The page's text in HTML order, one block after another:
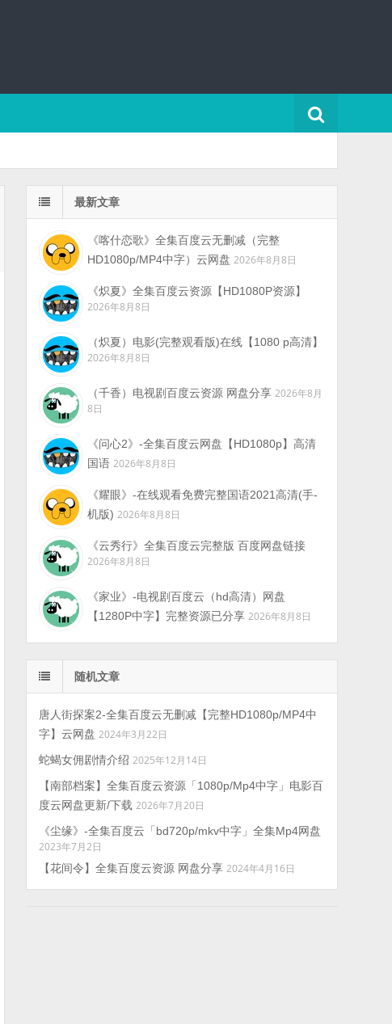
最新文章
《喀什恋歌》全集百度云无删减（完整
HD1080p/MP4中字）云网盘 2026年8月8日
《炽夏》全集百度云资源【HD1080P资源】
2026年8月8日
（炽夏）电影(完整观看版)在线【1080 p高清】
2026年8月8日
（千香）电视剧百度云资源 网盘分享 2026年8月
8日
《问心2》-全集百度云网盘【HD1080p】高清
国语 2026年8月8日
《耀眼》-在线观看免费完整国语2021高清(手-
机版) 2026年8月8日
《云秀行》全集百度云完整版 百度网盘链接
2026年8月8日
《家业》-电视剧百度云（hd高清）网盘
【1280P中字】完整资源已分享 2026年8月8日
随机文章
唐人街探案2-全集百度云无删减【完整HD1080p/MP4中
字】云网盘 2024年3月22日
蛇蝎女佣剧情介绍 2025年12月14日
【南部档案】全集百度云资源「1080p/Mp4中字」电影百
度云网盘更新/下载 2026年7月20日
《尘缘》-全集百度云「bd720p/mkv中字」全集Mp4网盘
2023年7月2日
【花间令】全集百度云资源 网盘分享 2024年4月16日